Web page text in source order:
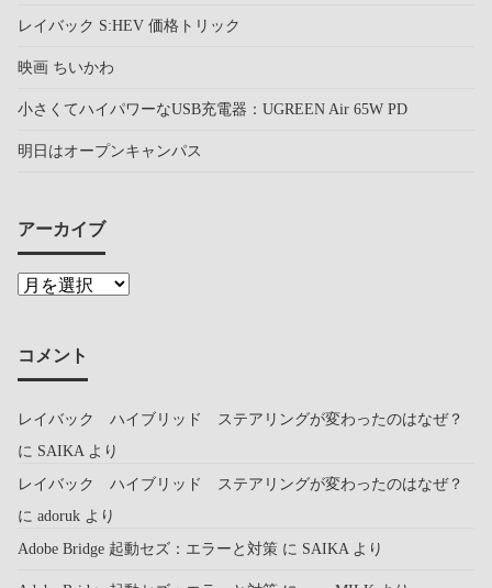
レイバック S:HEV 価格トリック
映画 ちいかわ
小さくてハイパワーなUSB充電器：UGREEN Air 65W PD
明日はオープンキャンパス
アーカイブ
コメント
レイバック ハイブリッド ステアリングが変わったのはなぜ？
に SAIKA より
レイバック ハイブリッド ステアリングが変わったのはなぜ？
に adoruk より
Adobe Bridge 起動セズ：エラーと対策 に SAIKA より